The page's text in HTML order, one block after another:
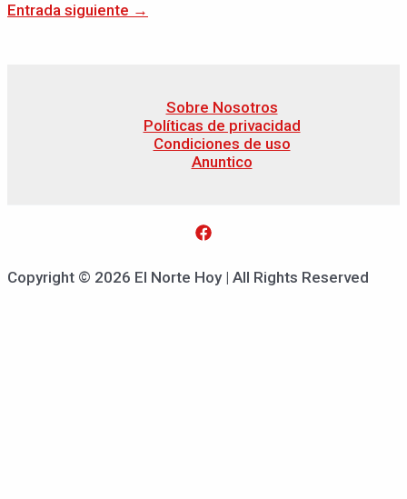
Entrada siguiente →
Sobre Nosotros
Políticas de privacidad
Condiciones de uso
Anuntico
Copyright © 2026 El Norte Hoy | All Rights Reserved